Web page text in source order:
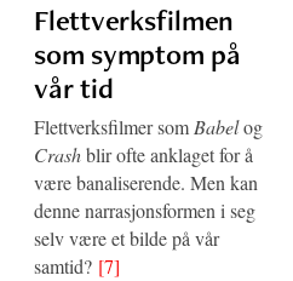
Flettverksfilmen
som symptom på
vår tid
Flettverksfilmer somBabelog
Crashblir ofte anklaget for å
være banaliserende. Men kan
denne narrasjonsformen i seg
selv være et bilde på vår
samtid? [7]